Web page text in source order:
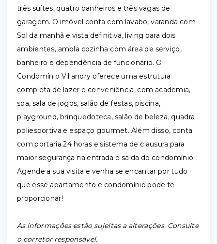
três suítes, quatro banheiros e três vagas de
garagem. O imóvel conta com lavabo, varanda com
Sol da manhã e vista definitiva, living para dois
ambientes, ampla cozinha com área de serviço,
banheiro e dependência de funcionário. O
Condomínio Villandry oferece uma estrutura
completa de lazer e conveniência, com academia,
spa, sala de jogos, salão de festas, piscina,
playground, brinquedoteca, salão de beleza, quadra
poliesportiva e espaço gourmet. Além disso, conta
com portaria 24 horas e sistema de clausura para
maior segurança na entrada e saída do condomínio.
Agende a sua visita e venha se encantar por tudo
que esse apartamento e condomínio pode te
proporcionar!
As informações estão sujeitas a alterações. Consulte
o corretor responsável.